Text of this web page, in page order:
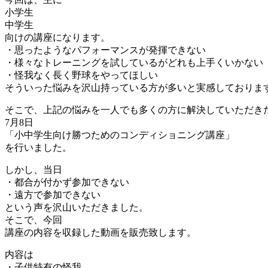
小学生
中学生
向けの講座になります。
・思ったようなパフォーマンスが発揮できない
・様々なトレーニングを試しているがどれも上手くいかない
・怪我なく長く野球をやってほしい
そういった悩みを沢山持っている方が多いと実感しておりま
そこで、上記の悩みを一人でも多くの方に解決していただき
7月8日
「小中学生向け勝つためのコンディショニング講座」
を行いました。
しかし、当日
・都合が付かず参加できない
・遠方で参加できない
という声を沢山いただきました。
そこで、今回
講座の内容を収録した動画を販売致します。
内容は